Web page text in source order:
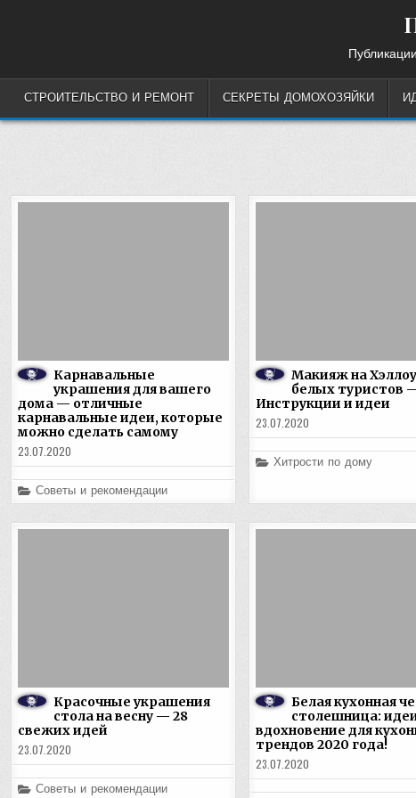
СТРОИТЕЛЬСТВО И РЕМОНТ СЕКРЕТЫ ДОМОХОЗЯЙКИ
Карнавальные
украшения для вашего
дома — отличные
карнавальные идеи, которые
можно сделать самому
23.07.2020
Posted
in
Советы и рекомендации
Макияж на
белых туристов
Инструкции и идеи
23.07.2020
Posted
Хитрости по дому
Красочные украшения
стола на весну — 28
свежих идей
23.07.2020
Posted
Советы и рекомендации
Белая кухонная
столешница:
вдохновение для
трендов 2020 года!
23.07.2020